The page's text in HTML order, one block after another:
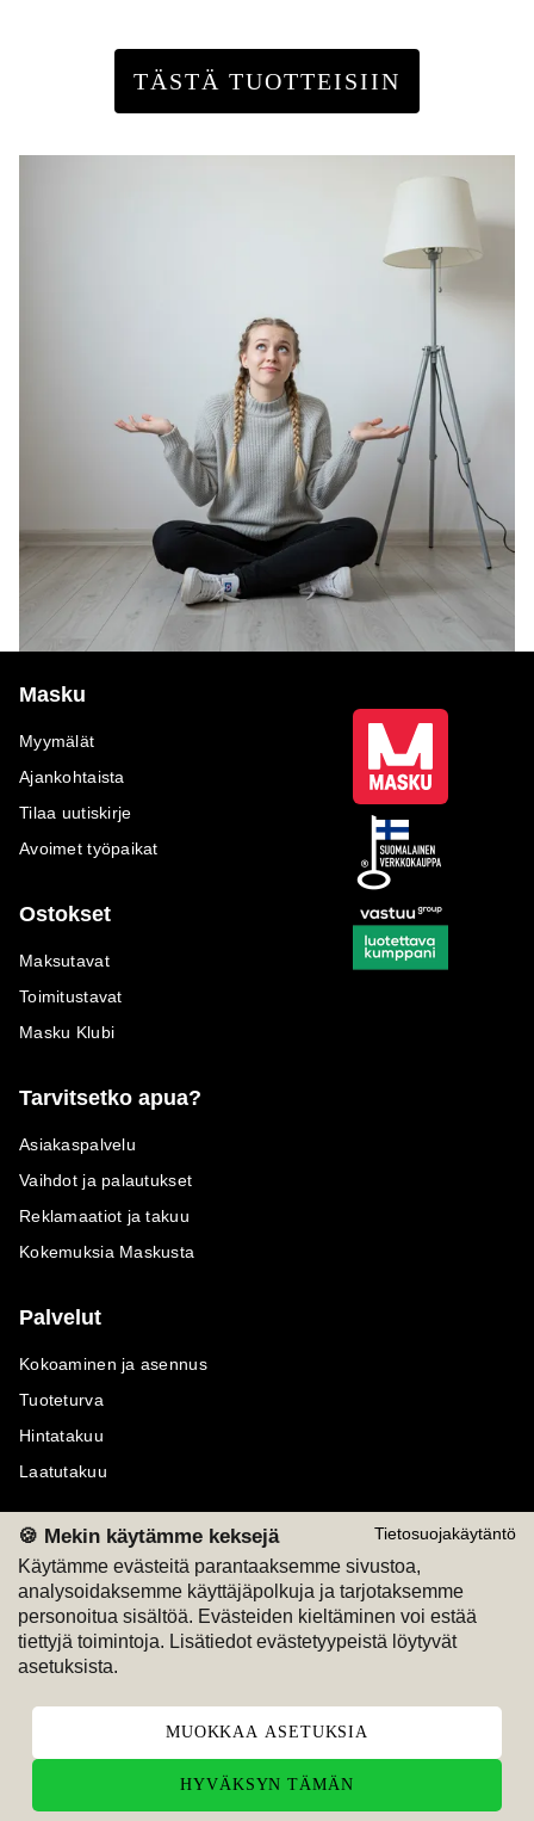
Tietosuojakäytäntö
🍪 Mekin käytämme keksejä
Käytämme evästeitä parantaaksemme sivustoa,
analysoidaksemme käyttäjäpolkuja ja tarjotaksemme
personoitua sisältöä. Evästeiden kieltäminen voi estää
tiettyjä toimintoja. Lisätiedot evästetyypeistä löytyvät
asetuksista.
MUOKKAA ASETUKSIA
HYVÄKSYN TÄMÄN
TÄSTÄ TUOTTEISIIN
Masku
Myymälät
Ajankohtaista
Tilaa uutiskirje
Avoimet työpaikat
Ostokset
Maksutavat
Toimitustavat
Masku Klubi
Tarvitsetko apua?
Asiakaspalvelu
Vaihdot ja palautukset
Reklamaatiot ja takuu
Kokemuksia Maskusta
Palvelut
Kokoaminen ja asennus
Tuoteturva
Hintatakuu
Laatutakuu
Maksutavat
M
Seuraa meitä